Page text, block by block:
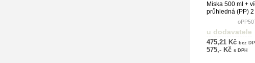
Miska 500 ml +
průhledná (PP)
u dodavatele
475,21 Kč bez
575,- Kč s DPH